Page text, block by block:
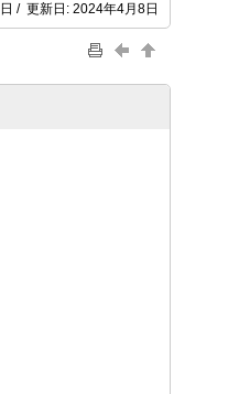
/ 更新日: 2024年4月8日